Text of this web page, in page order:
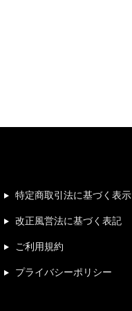
特定商取引法に基づく表示
改正風営法に基づく表記
ご利用規約
プライバシーポリシー